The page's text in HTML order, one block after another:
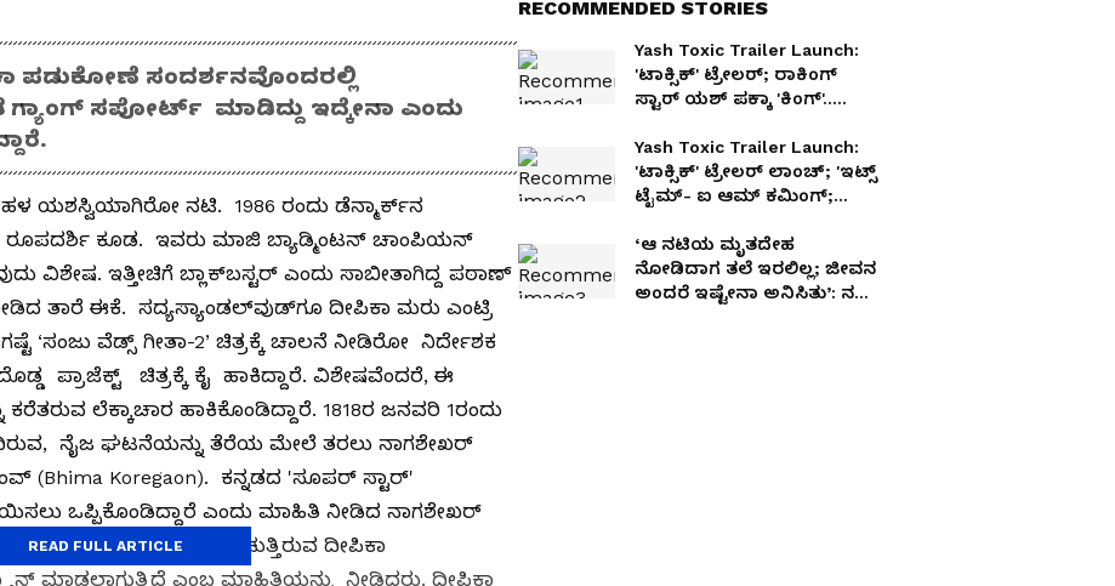
ಪಡುಕೋಣೆ ಸಂದರ್ಶನವೊಂದರಲ್ಲಿ
ಗ್ಯಾಂಗ್​ ಸಪೋರ್ಟ್​ ಮಾಡಿದ್ದು ಇದ್ಕೇನಾ ಎಂದು
ಯಶಸ್ವಿಯಾಗಿರೋ ನಟಿ. 1986 ರಂದು ಡೆನ್ಮಾರ್ಕ್‌ನ
ಕೂಡ. ಇವರು ಮಾಜಿ ಬ್ಯಾಡ್ಮಿಂಟನ್ ಚಾಂಪಿಯನ್
ವಿಶೇಷ. ಇತ್ತೀಚಿಗೆ ಬ್ಲಾಕ್​ಬಸ್ಟರ್​ ಎಂದು ಸಾಬೀತಾಗಿದ್ದ ಪಠಾಣ್​
ತಾರೆ ಈಕೆ. ಸದ್ಯಸ್ಯಾಂಡಲ್​ವುಡ್​ಗೂ ದೀಪಿಕಾ ಮರು ಎಂಟ್ರಿ
‘ಸಂಜು ವೆಡ್ಸ್ ಗೀತಾ-2’ ಚಿತ್ರಕ್ಕೆ ಚಾಲನೆ ನೀಡಿರೋ ನಿರ್ದೇಶಕ
ಪ್ರಾಜೆಕ್ಟ್ ಚಿತ್ರಕ್ಕೆ ಕೈ ಹಾಕಿದ್ದಾರೆ. ವಿಶೇಷವೆಂದರೆ, ಈ
ಕರೆತರುವ ಲೆಕ್ಕಾಚಾರ ಹಾಕಿಕೊಂಡಿದ್ದಾರೆ. 1818ರ ಜನವರಿ 1ರಂದು
ನೈಜ ಘಟನೆಯನ್ನು ತೆರೆಯ ಮೇಲೆ ತರಲು ನಾಗಶೇಖರ್​
​(Bhima Koregaon). ಕನ್ನಡದ 'ಸೂಪರ್ ಸ್ಟಾರ್'
ಒಪ್ಪಿಕೊಂಡಿದ್ದಾರೆ ಎಂದು ಮಾಹಿತಿ ನೀಡಿದ ನಾಗಶೇಖರ್​
ಹಾಗೂ ಹಾಲಿವುಡ್​ನಲ್ಲಿ ಮಿಂಚುತ್ತಿರುವ ದೀಪಿಕಾ
ಮಾಡಲಾಗುತ್ತಿದೆ ಎಂಬ ಮಾಹಿತಿಯನ್ನು ನೀಡಿದರು. ದೀಪಿಕಾ
READ FULL ARTICLE
RECOMMENDED STORIES
Yash Toxic Trailer Launch:
'ಟಾಕ್ಸಿಕ್' ಟ್ರೇಲರ್; ರಾಕಿಂಗ್
ಸ್ಟಾರ್ ಯಶ್ ಪಕ್ಕಾ 'ಕಿಂಗ್'..
Yash Toxic Trailer Launch:
'ಟಾಕ್ಸಿಕ್' ಟ್ರೇಲರ್ ಲಾಂಚ್; 'ಇಟ್ಸ್
ಟೈಮ್- ಐ ಆಮ್ ಕಮಿಂಗ್;
'ಕಿಂಗ್'
‘ಆ ನಟಿಯ ಮೃತದೇಹ
ನೋಡಿದಾಗ ತಲೆ ಇರಲಿಲ್ಲ; ಜೀವನ
ಅಂದರೆ ಇಷ್ಟೇನಾ ಅನಿಸಿತು’: ನಟಿ